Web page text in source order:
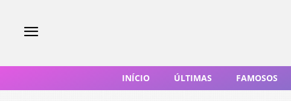
INÍCIO ÚLTIMAS FAMOSOS